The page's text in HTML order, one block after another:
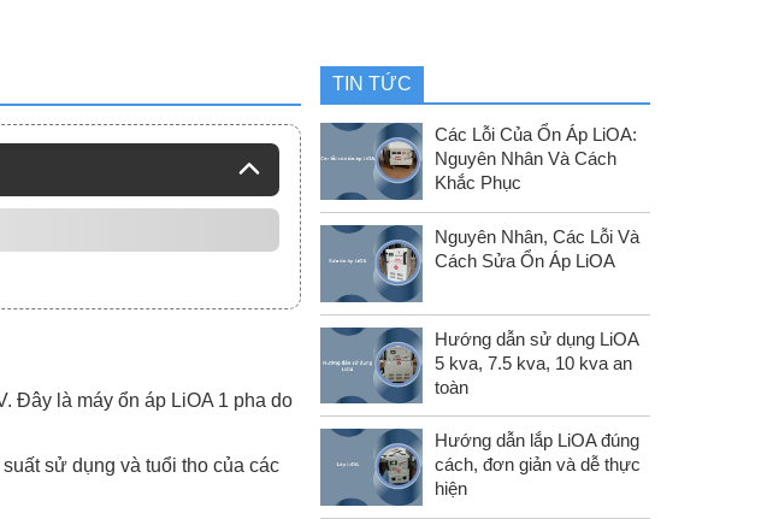
Đây là máy ổn áp LiOA 1 pha do
sử dụng và tuổi tho của các
TIN TỨC
Các Lỗi Của Ổn Áp LiOA:
Nguyên Nhân Và Cách
Khắc Phục
Nguyên Nhân, Các Lỗi Và
Cách Sửa Ổn Áp LiOA
Hướng dẫn sử dụng LiOA
5 kva, 7.5 kva, 10 kva an
toàn
Hướng dẫn lắp LiOA đúng
cách, đơn giản và dễ thực
hiện